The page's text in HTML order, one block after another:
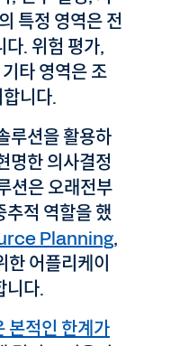
특정 영역은 전
다. 위험 평가,
타 영역은 조
니다.
루션을 활용하
명한 의사결정
션은 오래전부
추적 역할을 했
Planning,
어플리케이
니다.
본적인 한계가